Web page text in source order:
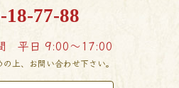
18-77-88
平日 9:00〜17:00
上、お問い合わせ下さい。